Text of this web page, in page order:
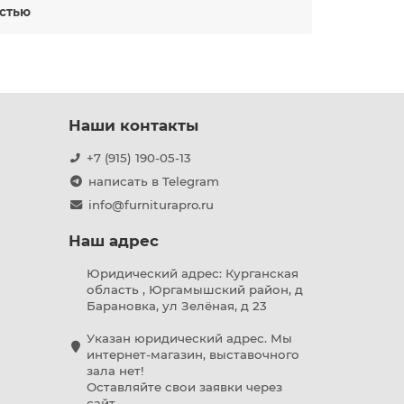
открывание и закрывание двери, особенно
вашего дома и добавить ему
использование двери.
прослужат долгие годы.
Наши контакты
+7 (915) 190-05-13
написать в Telegram
info@furniturapro.ru
Наш адрес
Юридический адрес: Курганская
область , Юргамышский район, д
Барановка, ул Зелёная, д 23
Указан юридический адрес. Мы
интернет-магазин, выставочного
зала нет!
Оставляйте свои заявки через